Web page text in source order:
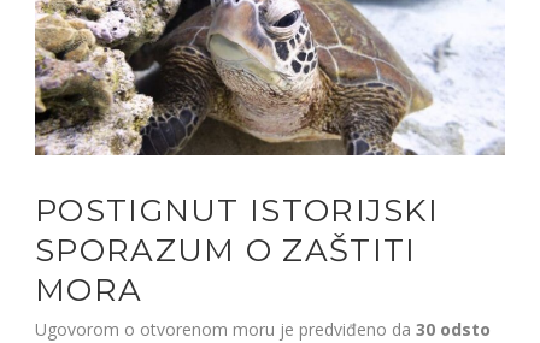
POSTIGNUT ISTORIJSKI
SPORAZUM O ZAŠTITI
MORA
Ugovorom o otvorenom moru je predviđeno da 30 odsto